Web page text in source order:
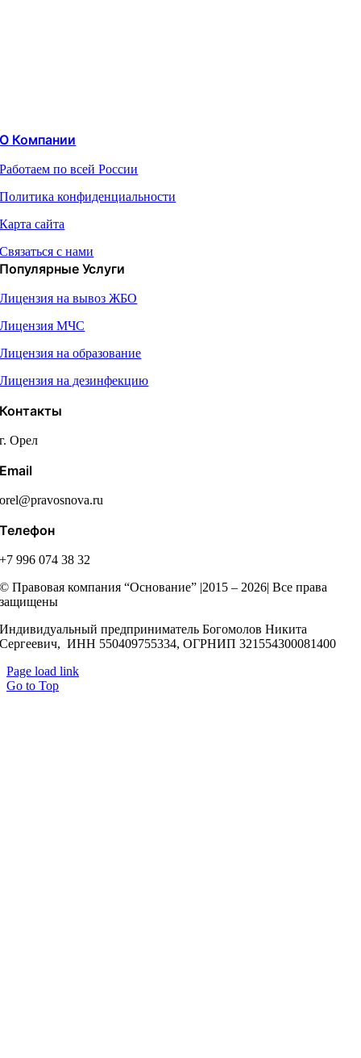
О Компании
Работаем по всей России
Политика конфиденциальности
Карта сайта
Связаться с нами
Популярные Услуги
Лицензия на вывоз ЖБО
Лицензия МЧС
Лицензия на образование
Лицензия на дезинфекцию
Контакты
г. Орел
Email
orel@pravosnova.ru
Телефон
+7 996 074 38 32
© Правовая компания “Основание” |2015 – 2026| Все права
защищены
Индивидуальный предприниматель Богомолов Никита
Сергеевич, ИНН 550409755334, ОГРНИП 321554300081400
Page load link
Go to Top